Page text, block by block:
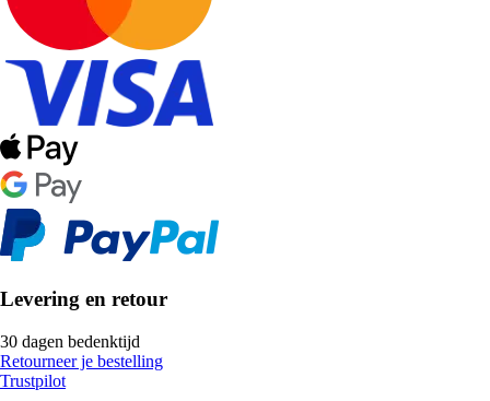
Levering en retour
30 dagen bedenktijd
Retourneer je bestelling
Trustpilot